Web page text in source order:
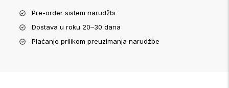
Pre-order sistem narudžbi
Dostava u roku 20–30 dana
Plaćanje prilikom preuzimanja narudžbe